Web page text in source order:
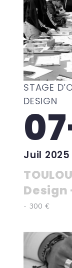
STAGE
DESIGN
Juil 2025
Design
- 300 €